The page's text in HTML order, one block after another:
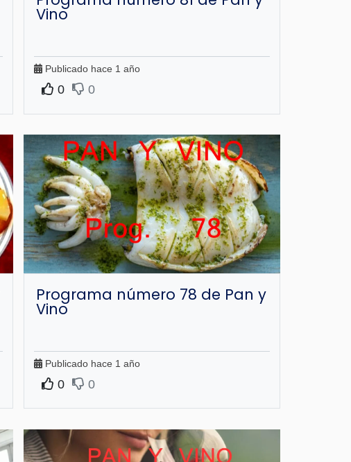
Vino
Publicado hace 1 año
0 0
Programa número 78 de Pan y
Vino
Publicado hace 1 año
0 0